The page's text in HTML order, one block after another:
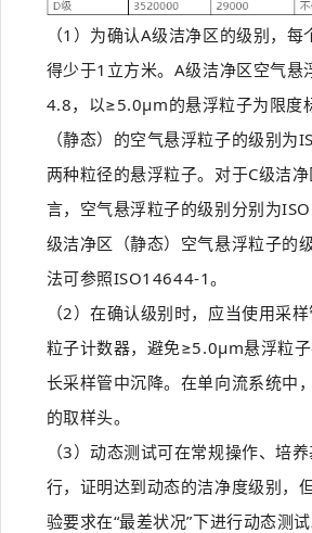
（1）为确认A级洁净区的级别，
得少于1立方米。A级洁净区空气悬
4.8，以≥5.0μm的悬浮粒子为限度
（静态）的空气悬浮粒子的级别为
两种粒径的悬浮粒子。对于C级洁
言，空气悬浮粒子的级别分别为
级洁净区（静态）空气悬浮粒子的
法可参照ISO14644-1。
（2）在确认级别时，应当使用采
粒子计数器，避免≥5.0μm悬浮粒
长采样管中沉降。在单向流系统中
的取样头。
（3）动态测试可在常规操作、培
行，证明达到动态的洁净度级别，
验要求在“最差状况”下进行动态测试